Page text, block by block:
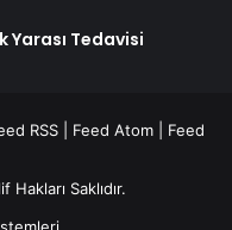
Tedavisi
RSS Feed Atom
Feed
Saklıdır.